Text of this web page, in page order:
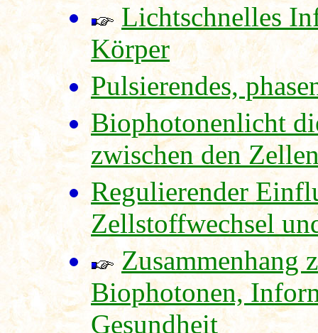
Lichtschnelles
Körper
Pulsierendes,
Biophotonenlicht
zwischen den
Regulierender
Zellstoffwechsel
Zusammenhang
Biophotonen,
Gesundheit